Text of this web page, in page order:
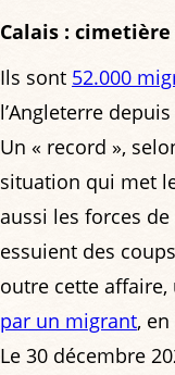
Calais :
Ils sont 52.000
l’Angleterre
Un « record »,
situation qui met
aussi les forces
essuient des
outre cette
par un migrant,
Le 30 décembre